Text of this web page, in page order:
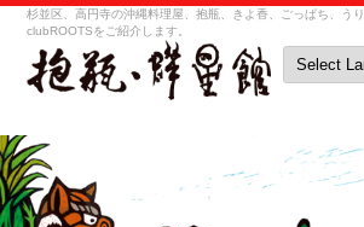
杉並区、高円寺の沖縄料理屋、抱瓶、きよ香、ごっぱち、う
clubROOTSをご紹介します。